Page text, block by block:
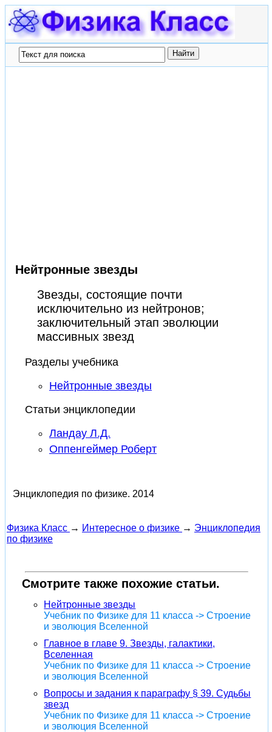
Нейтронные звезды
Звезды, состоящие почти
исключительно из нейтронов;
заключительный этап эволюции
массивных звезд
Разделы учебника
Нейтронные звезды
Статьи энциклопедии
Ландау Л.Д.
Оппенгеймер Роберт
Энциклопедия по физике. 2014
Физика Класс → Интересное о физике → Энциклопедия
по физике
Смотрите также похожие статьи.
Нейтронные звезды
Учебник по Физике для 11 класса -> Строение
и эволюция Вселенной
Главное в главе 9. Звезды, галактики,
Вселенная
Учебник по Физике для 11 класса -> Строение
и эволюция Вселенной
Вопросы и задания к параграфу § 39. Судьбы
звезд
Учебник по Физике для 11 класса -> Строение
и эволюция Вселенной